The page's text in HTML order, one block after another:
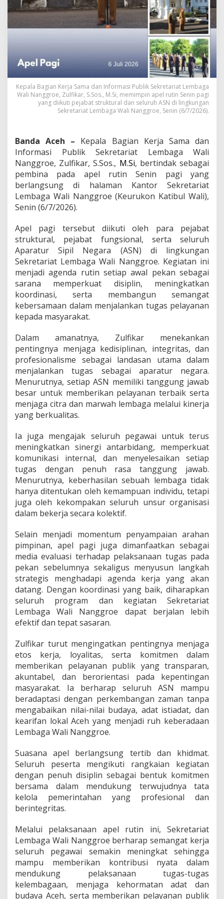
n
f
o
r
i
P
u
b
l
i
m
p
i
n
A
p
a
g
i
S
e
k
e
t
a
t
L
e
m
a
g
l
i
N
g
g
r
o
e
Kepala Bagian Kerja Sama dan Informasi Publik Sekretariat Lembaga
Wali Nanggroe, Zulfikar, S.Sos., M.Si, memimpin apel rutin Senin pagi
yang diikuti pejabat struktural dan seluruh ASN di lingkungan
Sekretariat Lembaga Wali Nanggroe, Senin (6/7/2026).
Banda Aceh – Kepala Bagian Kerja Sama dan
Informasi Publik Sekretariat Lembaga Wali
Nanggroe, Zulfikar, S.Sos., M.Si, bertindak sebagai
pembina pada apel rutin Senin pagi yang
berlangsung di halaman Kantor Sekretariat
Lembaga Wali Nanggroe (Keurukon Katibul Wali),
Senin (6/7/2026).
Apel pagi tersebut diikuti oleh para pejabat
struktural, pejabat fungsional, serta seluruh
Aparatur Sipil Negara (ASN) di lingkungan
Sekretariat Lembaga Wali Nanggroe. Kegiatan ini
menjadi agenda rutin setiap awal pekan sebagai
sarana memperkuat disiplin, meningkatkan
koordinasi, serta membangun semangat
kebersamaan dalam menjalankan tugas pelayanan
kepada masyarakat.
Dalam amanatnya, Zulfikar menekankan
pentingnya menjaga kedisiplinan, integritas, dan
profesionalisme sebagai landasan utama dalam
menjalankan tugas sebagai aparatur negara.
Menurutnya, setiap ASN memiliki tanggung jawab
besar untuk memberikan pelayanan terbaik serta
menjaga citra dan marwah lembaga melalui kinerja
yang berkualitas.
Ia juga mengajak seluruh pegawai untuk terus
meningkatkan sinergi antarbidang, memperkuat
komunikasi internal, dan menyelesaikan setiap
tugas dengan penuh rasa tanggung jawab.
Menurutnya, keberhasilan sebuah lembaga tidak
hanya ditentukan oleh kemampuan individu, tetapi
juga oleh kekompakan seluruh unsur organisasi
dalam bekerja secara kolektif.
Selain menjadi momentum penyampaian arahan
pimpinan, apel pagi juga dimanfaatkan sebagai
media evaluasi terhadap pelaksanaan tugas pada
pekan sebelumnya sekaligus menyusun langkah
strategis menghadapi agenda kerja yang akan
datang. Dengan koordinasi yang baik, diharapkan
seluruh program dan kegiatan Sekretariat
Lembaga Wali Nanggroe dapat berjalan lebih
efektif dan tepat sasaran.
Zulfikar turut mengingatkan pentingnya menjaga
etos kerja, loyalitas, serta komitmen dalam
memberikan pelayanan publik yang transparan,
akuntabel, dan berorientasi pada kepentingan
masyarakat. Ia berharap seluruh ASN mampu
beradaptasi dengan perkembangan zaman tanpa
mengabaikan nilai-nilai budaya, adat istiadat, dan
kearifan lokal Aceh yang menjadi ruh keberadaan
Lembaga Wali Nanggroe.
Suasana apel berlangsung tertib dan khidmat.
Seluruh peserta mengikuti rangkaian kegiatan
dengan penuh disiplin sebagai bentuk komitmen
bersama dalam mendukung terwujudnya tata
kelola pemerintahan yang profesional dan
berintegritas.
Melalui pelaksanaan apel rutin ini, Sekretariat
Lembaga Wali Nanggroe berharap semangat kerja
seluruh pegawai semakin meningkat sehingga
mampu memberikan kontribusi nyata dalam
mendukung pelaksanaan tugas-tugas
kelembagaan, menjaga kehormatan adat dan
budaya Aceh, serta memberikan pelayanan publik